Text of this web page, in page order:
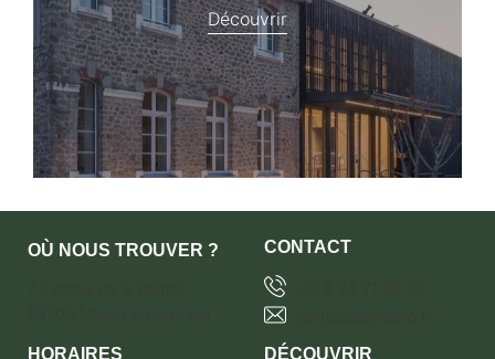
Découvrir
OÙ NOUS TROUVER ?
CONTACT
HORAIRES
DÉCOUVRIR